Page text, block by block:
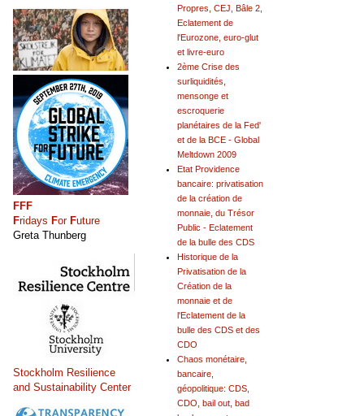
Propres, CEJ, Bâle 2,
Eclatement de
l'Eurozone, euro-glut
et livre-euro
2ème Crise des
surliquidités,
mensonge et
escroquerie
planétaires de la Fed'
et de la BCE - Global
Meltdown 2009
Etat Providence
bancaire: privatisation
de la création de
monnaie, du Trésor
Public - Eclatement
de la bulle des CDS
Historique de la
Privatisation de la
Création de la
monnaie et de
l'Eclatement de la
bulle des CDS et des
CDO
Chaos monétaire,
bancaire,
géopolitique: CDS,
CDO, bail out, bad
FFF
Fridays For Future
Greta Thunberg
Stockholm Resilience
and Sustainability Center